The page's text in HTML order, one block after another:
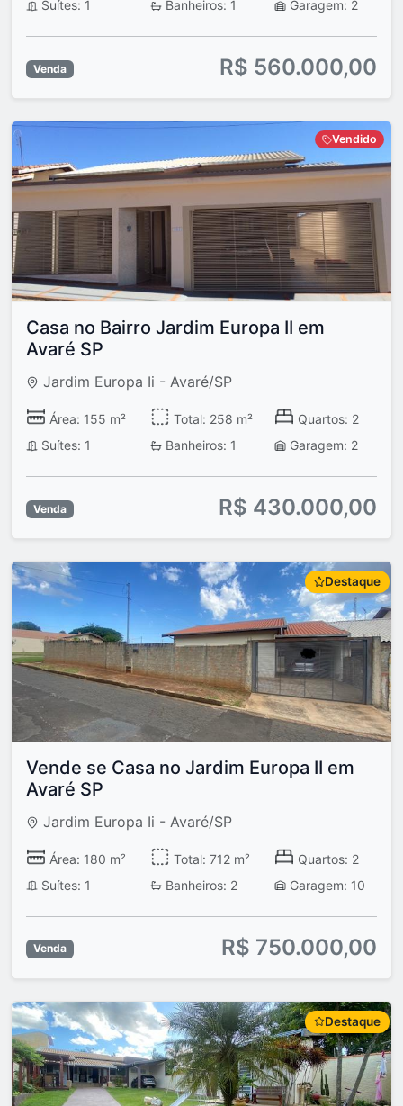
Suítes: 1 Banheiros: 1 Garagem: 2
Venda R$ 560.000,00
Vendido
Casa no Bairro Jardim Europa II em
Avaré SP
Jardim Europa Ii - Avaré/SP
Área: 155 m² Total: 258 m²
Quartos: 2
Suítes: 1
Banheiros: 1 Garagem: 2
Venda R$ 430.000,00
Destaque
Vende se Casa no Jardim Europa II em
Avaré SP
Jardim Europa Ii - Avaré/SP
Área: 180 m² Total: 712 m²
Quartos: 2
Suítes: 1
Banheiros: 2 Garagem: 10
Venda R$ 750.000,00
Destaque